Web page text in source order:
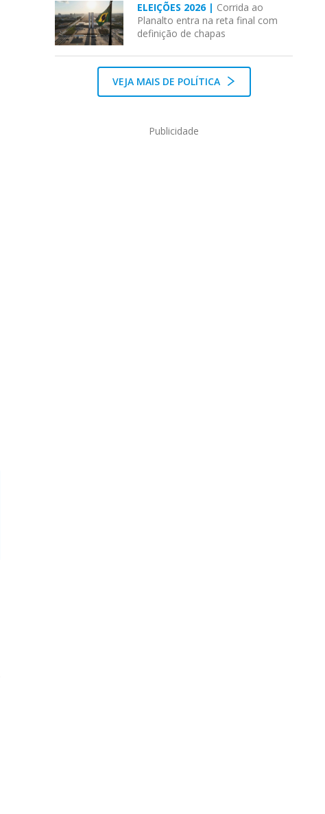
ELEIÇÕES 2026 | Corrida ao
Planalto entra na reta final com
definição de chapas
VEJA MAIS DE POLÍTICA
Publicidade